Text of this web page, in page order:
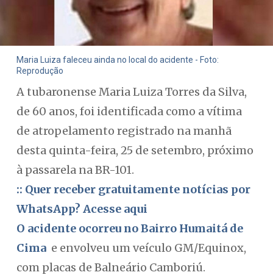
Maria Luiza faleceu ainda no local do acidente - Foto:
Reprodução
A tubaronense Maria Luiza Torres da Silva,
de 60 anos, foi identificada como a vítima
de atropelamento registrado na manhã
desta quinta-feira, 25 de setembro, próximo
à passarela na BR-101.
:: Quer receber gratuitamente notícias por
WhatsApp? Acesse aqui
O acidente ocorreu no Bairro Humaitá de
Cimae envolveu um veículo GM/Equinox,
com placas de Balneário Camboriú.